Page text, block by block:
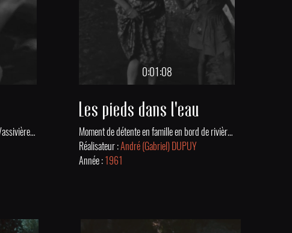
Détente en famille au bord du lac de Vassivière en 1960.
0:01:08
Les pieds dans l'eau
Moment de détente en famille en bord de rivière en 1961.
Réalisateur :André (Gabriel) DUPUY
Année :1961